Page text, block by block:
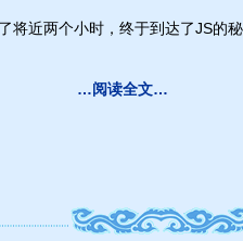
将近两个小时，终于到达了JS的
…阅读全文…